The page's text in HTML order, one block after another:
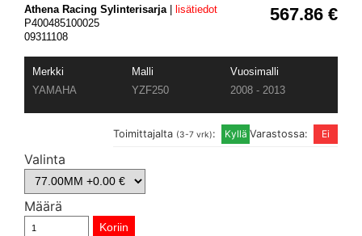
567.86 €
Athena Racing Sylinterisarja
lisätiedot
P400485100025
09311108
Merkki Malli
Vuosimalli
YAMAHA
YZF250 2008 - 2013
Varastossa:
Toimittajalta (3-7 vrk):
Valinta
Määrä